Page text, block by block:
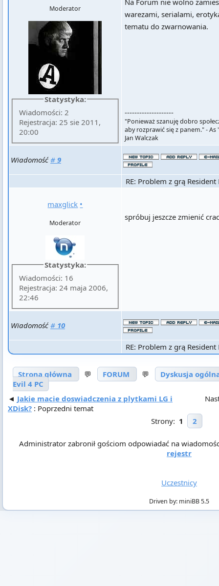
Moderator
Statystyka:
Wiadomości: 2
Rejestracja: 25 sie 2011,
20:00
warezami, serialami,
tematu do zwarnowania.
--------------------
"Ponieważ szanuję dobro
aby rozprawić się z panem." -
Jan Walczak
Wiadomość # 9
RE: Problem z grą Resident
maxglick •
Moderator
Statystyka:
Wiadomości: 16
Rejestracja: 24 maja 2006,
22:46
spróbuj jeszcze zmienić
Wiadomość # 10
RE: Problem z grą Resident
Strona główna 💬 FORUM 💬
Dyskusja
Evil 4 PC
◄ Jakie macie doswiadczenia z plytkami LG i
XDisk?: Poprzedni temat
Strony: 1 2
Administrator zabronił gościom odpowiadać na
rejestr
Uczestnicy
Driven by: miniBB 5.5